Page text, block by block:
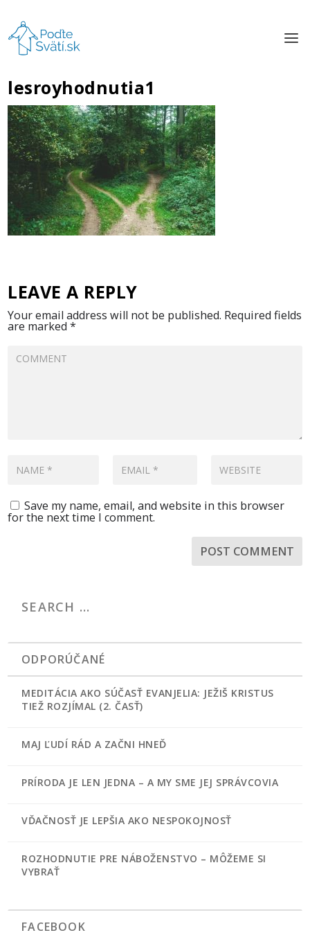
lesroyhodnutia1
LEAVE A REPLY
Your email address will not be published. Required fields
are marked*
Save my name, email, and website in this browser
for the next time I comment.
ODPORÚČANÉ
MEDITÁCIA AKO SÚČASŤ EVANJELIA: JEŽIŠ KRISTUS
TIEŽ ROZJÍMAL (2. ČASŤ)
MAJ ĽUDÍ RÁD A ZAČNI HNEĎ
PRÍRODA JE LEN JEDNA – A MY SME JEJ SPRÁVCOVIA
VĎAČNOSŤ JE LEPŠIA AKO NESPOKOJNOSŤ
ROZHODNUTIE PRE NÁBOŽENSTVO – MÔŽEME SI
VYBRAŤ
FACEBOOK